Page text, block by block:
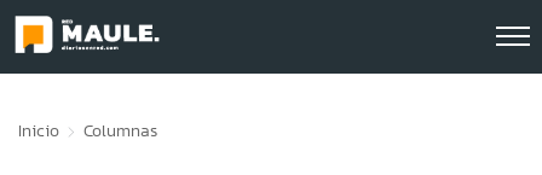
Inicio Columnas